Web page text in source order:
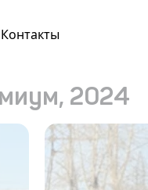
Контакты
2024